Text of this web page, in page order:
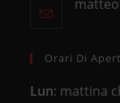
your
Orari Di
Lun: mattina